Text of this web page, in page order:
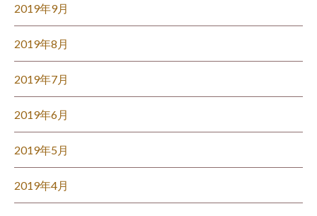
2019年9月
2019年8月
2019年7月
2019年6月
2019年5月
2019年4月